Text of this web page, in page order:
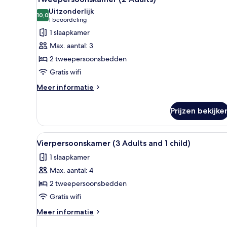
foto's
voor
Tweepersoonskamer
(2
Adults)
laden
10,010,0 van 10
Uitzonderlijk
1 beoordeling
(1
beoordeling)
1 slaapkamer
Max. aantal: 3
2 tweepersoonsbedden
Gratis wifi
Meer informatie
Meer
(2
Adults)
Prijzen
Alle
foto's
voor
Vierpersoonskamer
(3
Adults
and
1
Een hotelkamer met twee
8
Vierpersoonskamer (3 Adults and 1 child)
1 slaapkamer
Max. aantal: 4
2 tweepersoonsbedden
Gratis wifi
Meer informatie
Meer